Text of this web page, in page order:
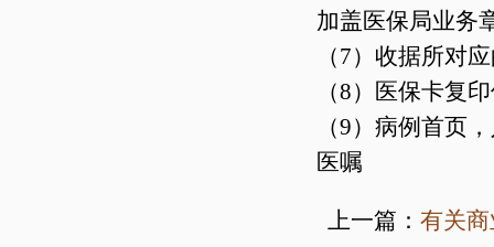
加盖医保局业务
（7）收据所对
（8）医保卡复
（9）病例首页
医嘱
上一篇： 有关